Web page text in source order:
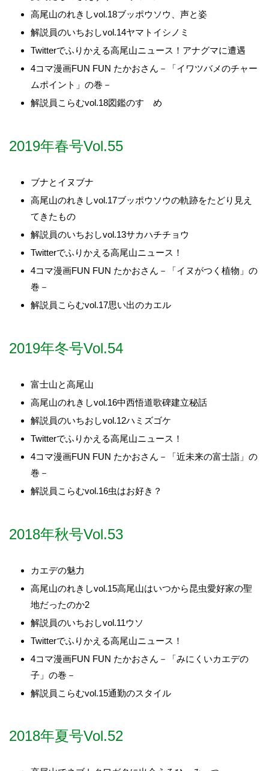
高尾山のれきしvol.18ブッポウソウ、声と姿
解説員のいちおしvol.14ヤマトイシノミ
Twitterでふりかえる高尾山ニュース！アナグマに遭遇
4コマ漫画FUN FUN たかおさん－「イワツバメのチャー
ムポイント」の巻－
解説員こらむvol.18図鑑のすゝめ
2019年春号Vol.55
ブナとイヌブナ
高尾山のれきしvol.17ブッポウソウの軌跡をたどり見え
てきたもの
解説員のいちおしvol.13サカハチチョウ
Twitterでふりかえる高尾山ニュース！
4コマ漫画FUN FUN たかおさん－「イヌがつく植物」の
巻－
解説員こらむvol.17思い出のカエル
2019年冬号Vol.54
富士山と高尾山
高尾山のれきしvol.16中西悟道歌碑建立秘話
解説員のいちおしvol.12ハミズゴケ
Twitterでふりかえる高尾山ニュース！
4コマ漫画FUN FUN たかおさん－「近未来の富士詣」の
巻－
解説員こらむvol.16虫はお好き？
2018年秋号Vol.53
カエデの魅力
高尾山のれきしvol.15高尾山はいつから昆虫愛好家の聖
地だったのか2
解説員のいちおしvol.11ウソ
Twitterでふりかえる高尾山ニュース！
4コマ漫画FUN FUN たかおさん－「みにくいカエデの
子」の巻－
解説員こらむvol.15通勤のスタイル
2018年夏号Vol.52